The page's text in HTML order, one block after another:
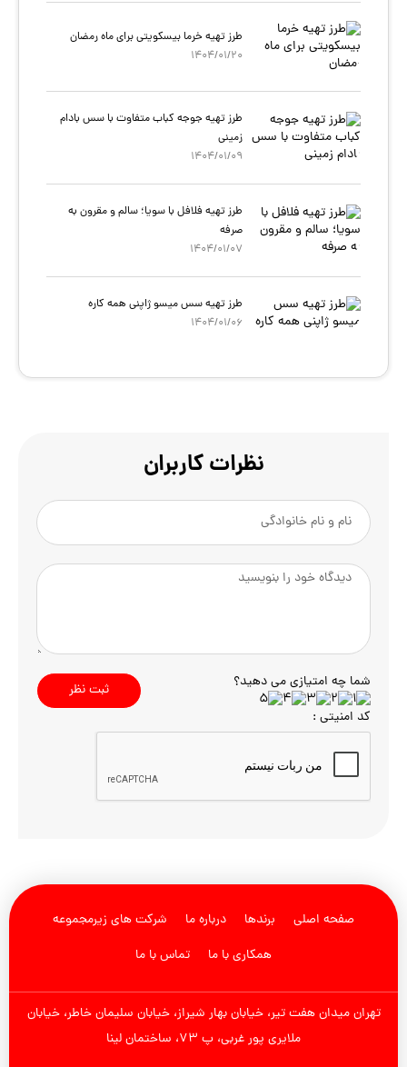
طرز تهیه خرما بیسکویتی برای ماه رمضان
1404/01/20
طرز تهیه جوجه کباب متفاوت با سس بادام
زمینی
1404/01/09
طرز تهیه فلافل با سویا؛ سالم و مقرون‌ به
صرفه
1404/01/07
طرز تهیه سس میسو ژاپنی همه کاره
1404/01/06
نظرات کاربران
شما چه امتیازی می دهید؟
ثبت نظر
کد امنیتی :
صفحه اصلی برندها درباره ما
شرکت های زیرمجموعه
همکاری با ما
تماس با ما
تهران میدان هفت تیر، خیابان بهار شیراز، خیابان سلیمان خاطر، خیابان
ملایری پور غربی، پ 73، ساختمان لینا